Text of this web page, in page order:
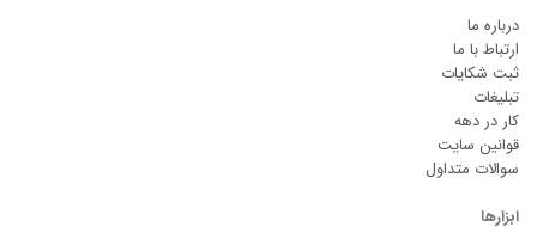
درباره ما
ارتباط با ما
ثبت شکایات
تبلیغات
کار در دهه
قوانین سایت
سوالات متداول
ابزارها